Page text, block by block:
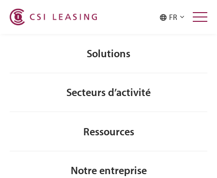
FR
Singapore
Solutions
Secteurs d’activité
Ressources
Notre entreprise